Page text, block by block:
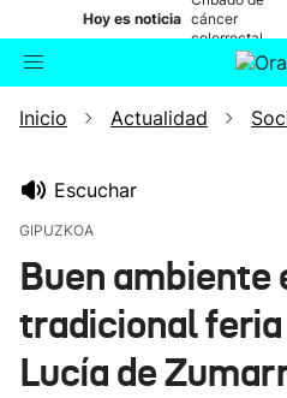
Hoy es noticia cáncer
colorrectal
Buscador
Inicio Actualidad
Escuchar
GIPUZKOA
Buen ambiente
tradicional
Lucía de